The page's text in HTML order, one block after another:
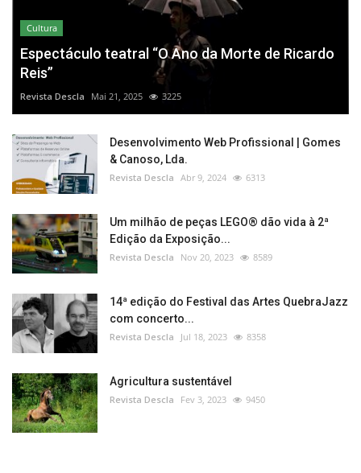
Cultura
Espectáculo teatral “O Ano da Morte de Ricardo
Reis”
Revista Descla Mai 21, 2025 3225
Desenvolvimento Web Profissional | Gomes
& Canoso, Lda.
Revista Descla Abr 9, 2024 6313
Um milhão de peças LEGO® dão vida à 2ª
Edição da Exposição...
Revista Descla Nov 20, 2023 8589
14ª edição do Festival das Artes QuebraJazz
com concerto...
Revista Descla Jul 18, 2023 8358
Agricultura sustentável
Revista Descla Fev 3, 2023 9450